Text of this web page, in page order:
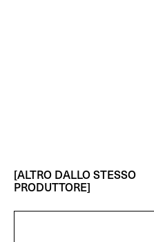
[ALTRO DALLO STESSO
PRODUTTORE]